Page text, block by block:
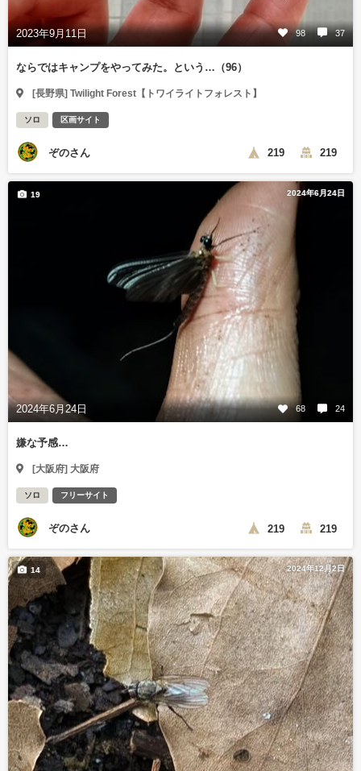
2023年9月11日 98 37
ならではキャンプをやってみた。という…（96）
[長野県] Twilight Forest【トワイライトフォレスト】
ソロ 区画サイト
ぞのさん 219 219
2024年6月24日
2024年6月24日 68 24
19
嫌な予感…
[大阪府] 大阪府
ソロ フリーサイト
ぞのさん 219 219
2024年12月2日
14